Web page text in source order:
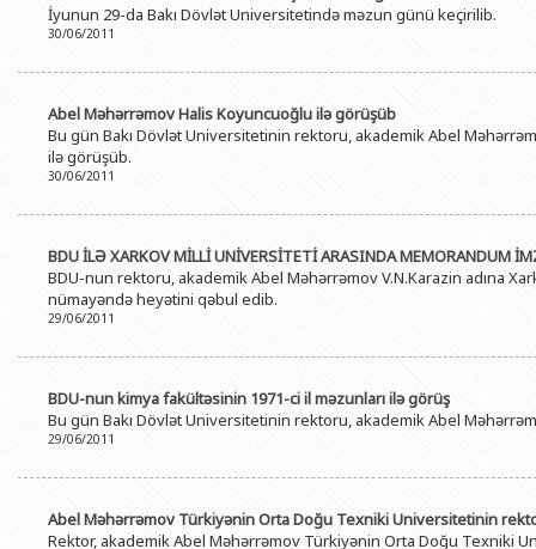
BDU-nun məzunları
BDU-da tədris olunan ixtisaslar
Universitet tarixinin ən mühüm hadisələri
İnsan resursları və hüquq şöbəsi
Keyfiyyətin təminatı, monitorinq
Mədəniyyət-yaradıcılıq Mərkəzi
İdman-sağlamlıq Mərkəzi
BDU-nun Nəşr Evi
Geologiya fakültəsi
Beynəlxalq
Jurnalistika fakültəsi
İnformasiya və
İyunun 29-da Bakı Dövlət Universitetində məzun günü keçirilib.
30/06/2011
Abel Məhərrəmov Halis Koyuncuoğlu ilə görüşüb
Bu gün Bakı Dövlət Universitetinin rektoru, akademik Abel
ilə görüşüb.
30/06/2011
BDU İLƏ XARKOV MİLLİ UNİVERSİTETİ ARASINDA MEMORANDUM
BDU-nun rektoru, akademik Abel Məhərrəmov V.N.Karazin adına
nümayəndə heyətini qəbul edib.
29/06/2011
BDU-nun kimya fakültəsinin 1971-ci il məzunları ilə görüş
Bu gün Bakı Dövlət Universitetinin rektoru, akademik Abel
29/06/2011
Abel Məhərrəmov Türkiyənin Orta Doğu Texniki Universitetinin
Rektor, akademik Abel Məhərrəmov Türkiyənin Orta Doğu Texniki